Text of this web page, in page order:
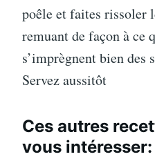
poêle et faites rissoler
remuant de façon à ce
s’imprègnent bien des
Servez aussitôt
Ces autres
vous intéresser: